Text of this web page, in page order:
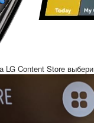
LG Content Store выбери